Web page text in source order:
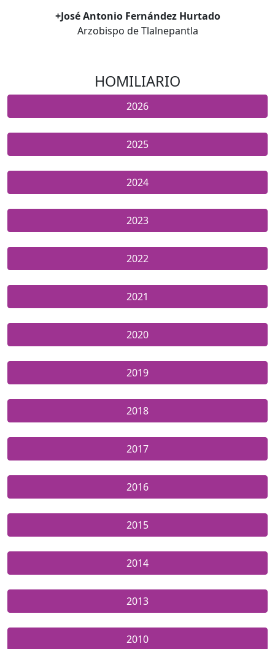
+José Antonio Fernández Hurtado
Arzobispo de Tlalnepantla
HOMILIARIO
2026
2025
2024
2023
2022
2021
2020
2019
2018
2017
2016
2015
2014
2013
2010